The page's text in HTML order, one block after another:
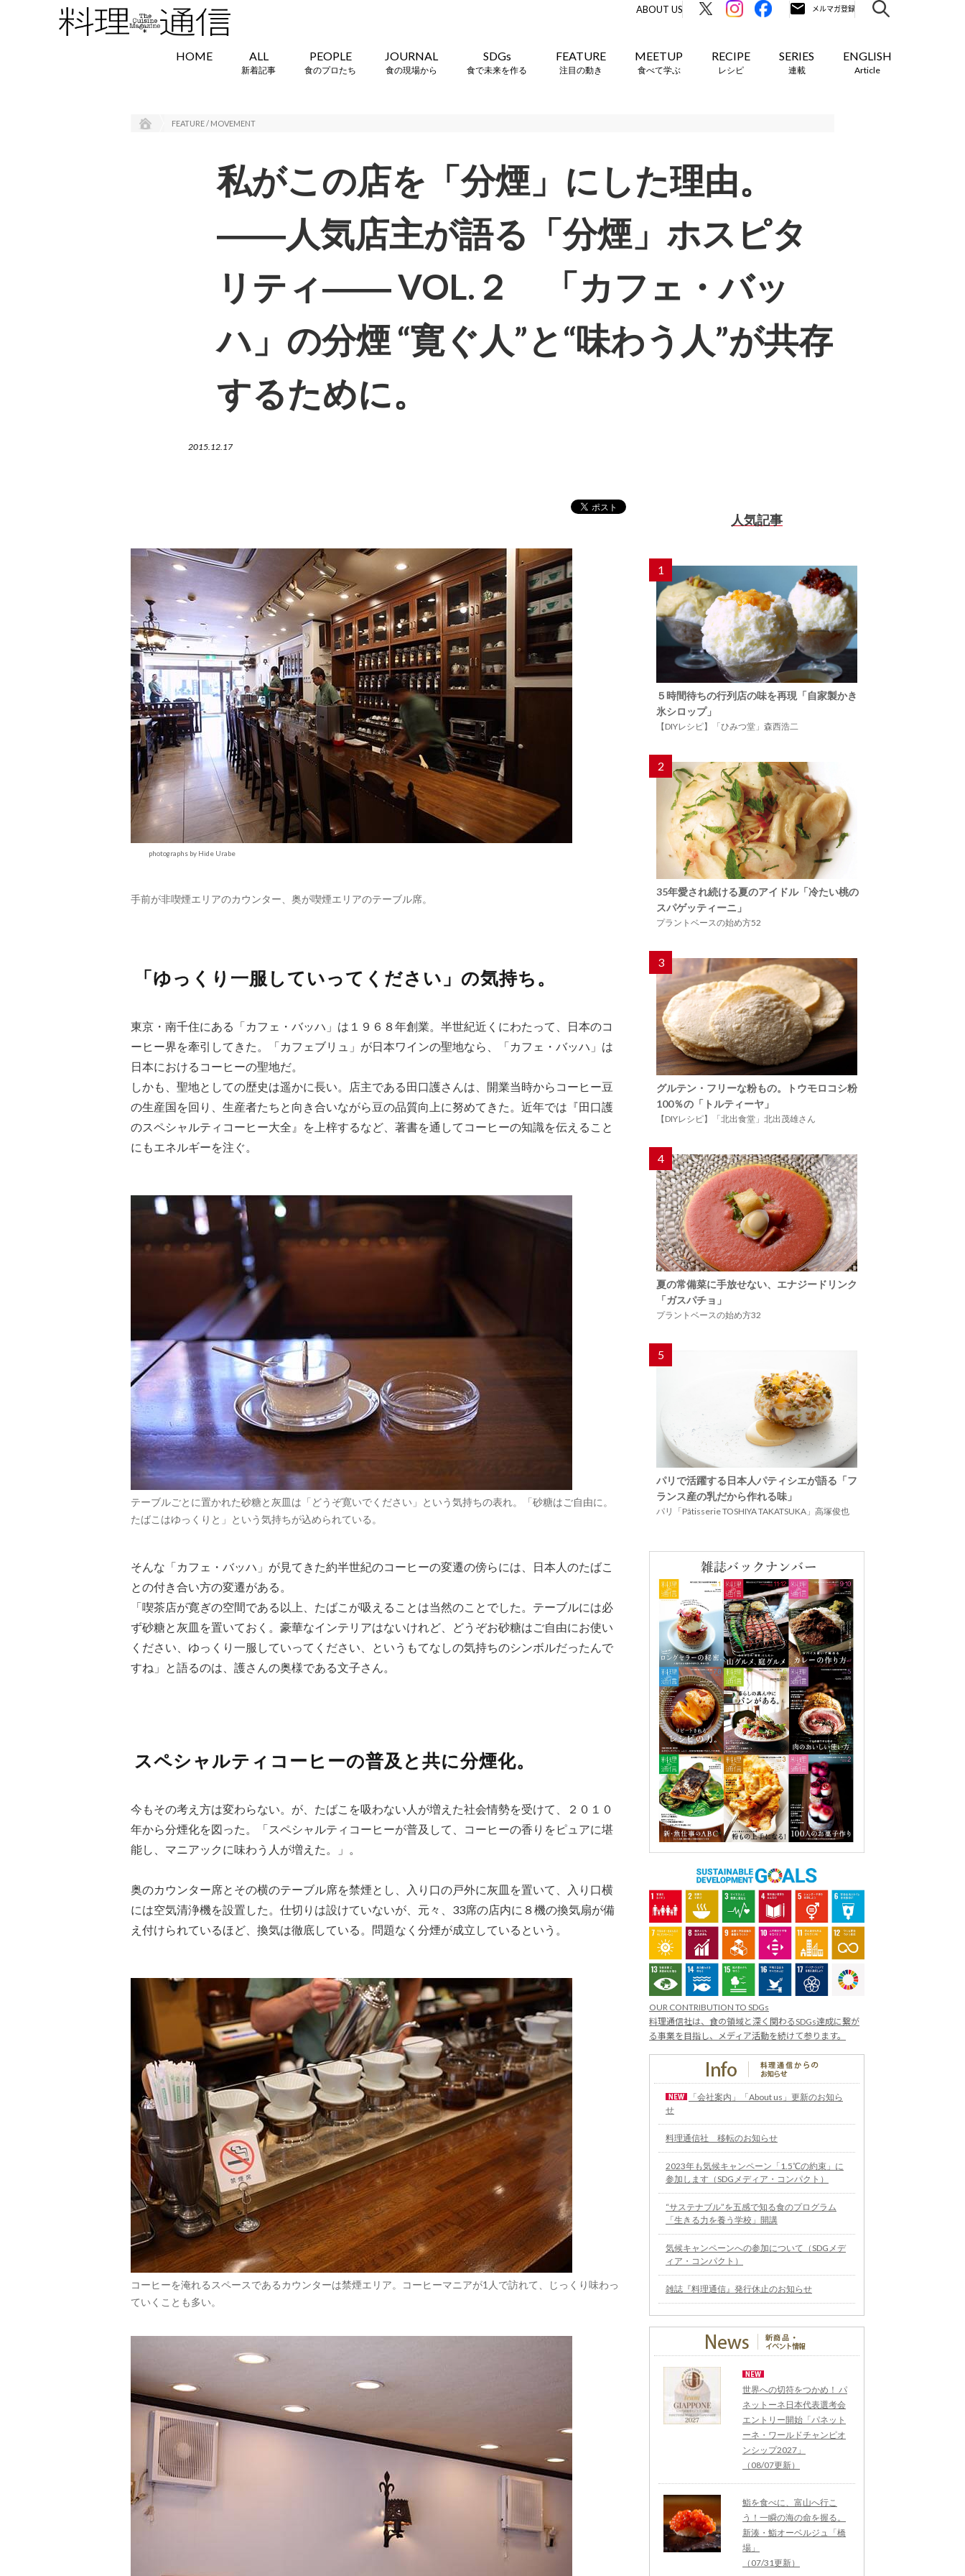
ABOUT US
HOME ALL
新着記事
PEOPLE
食のプロたち
JOURNAL
食の現場から
SDGs
食で未来を作る
FEATURE
注目の動き
MEETUP
食べて学ぶ
RECIPE
レシピ
SERIES
連載
ENGLISH
Article
FEATURE / MOVEMENT
私がこの店を「分煙」にした理由。
――人気店主が語る「分煙」ホスピタ
リティ―― VOL.２ 「カフェ・バッ
ハ」の分煙 “寛ぐ人”と“味わう人”が共存
するために。
2015.12.17
photographs by Hide Urabe
手前が非喫煙エリアのカウンター、奥が喫煙エリアのテーブル席。
「ゆっくり一服していってください」の気持ち。
東京・南千住にある「カフェ・バッハ」は１９６８年創業。半世紀近くにわたって、日本のコ
ーヒー界を牽引してきた。「カフェブリュ」が日本ワインの聖地なら、「カフェ・バッハ」は
日本におけるコーヒーの聖地だ。
しかも、聖地としての歴史は遥かに長い。店主である田口護さんは、開業当時からコーヒー豆
の生産国を回り、生産者たちと向き合いながら豆の品質向上に努めてきた。近年では『田口護
のスペシャルティコーヒー大全』を上梓するなど、著書を通してコーヒーの知識を伝えること
にもエネルギーを注ぐ。
テーブルごとに置かれた砂糖と灰皿は「どうぞ寛いでください」という気持ちの表れ。「砂糖はご自由に。
たばこはゆっくりと」という気持ちが込められている。
そんな「カフェ・バッハ」が見てきた約半世紀のコーヒーの変遷の傍らには、日本人のたばこ
との付き合い方の変遷がある。
「喫茶店が寛ぎの空間である以上、たばこが吸えることは当然のことでした。テーブルには必
ず砂糖と灰皿を置いておく。豪華なインテリアはないけれど、どうぞお砂糖はご自由にお使い
ください、ゆっくり一服していってください、というもてなしの気持ちのシンボルだったんで
すね」と語るのは、護さんの奥様である文子さん。
スペシャルティコーヒーの普及と共に分煙化。
今もその考え方は変わらない。が、たばこを吸わない人が増えた社会情勢を受けて、２０１０
年から分煙化を図った。「スペシャルティコーヒーが普及して、コーヒーの香りをピュアに堪
能し、マニアックに味わう人が増えた。」。
奥のカウンター席とその横のテーブル席を禁煙とし、入り口の戸外に灰皿を置いて、入り口横
には空気清浄機を設置した。仕切りは設けていないが、元々、33席の店内に８機の換気扇が備
え付けられているほど、換気は徹底している。問題なく分煙が成立しているという。
コーヒーを淹れるスペースであるカウンターは禁煙エリア。コーヒーマニアが1人で訪れて、じっくり味わっ
ていくことも多い。
人気記事
1
５時間待ちの行列店の味を再現「自家製かき
氷シロップ」
【DIYレシピ】「ひみつ堂」森西浩二
2
35年愛され続ける夏のアイドル「冷たい桃の
スパゲッティーニ」
プラントベースの始め方52
3
グルテン・フリーな粉もの。トウモロコシ粉
100％の「トルティーヤ」
【DIYレシピ】「北出食堂」北出茂雄さん
4
夏の常備菜に手放せない、エナジードリンク
「ガスパチョ」
プラントベースの始め方32
5
パリで活躍する日本人パティシエが語る「フ
ランス産の乳だから作れる味」
パリ「Pâtisserie TOSHIYA TAKATSUKA」高塚俊也
OUR CONTRIBUTION TO SDGs
料理通信社は、食の領域と深く関わるSDGs達成に繋が
る事業を目指し、メディア活動を続けて参ります。
「会社案内」「About us」更新のお知ら
せ
料理通信社 移転のお知らせ
2023年も気候キャンペーン「1.5℃の約束」に
参加します（SDGメディア・コンパクト）
“サステナブル”を五感で知る食のプログラム
「生きる力を養う学校」開講
気候キャンペーンへの参加について（SDGメデ
ィア・コンパクト）
雑誌『料理通信』発行休止のお知らせ
世界への切符をつかめ！ パ
ネットーネ日本代表選考会
エントリー開始「パネット
ーネ・ワールドチャンピオ
ンシップ2027」
（08/07更新）
鮨を食べに、富山へ行こ
う！一瞬の海の命を握る。
新湊・鮨オーベルジュ「橋
場」
（07/31更新）